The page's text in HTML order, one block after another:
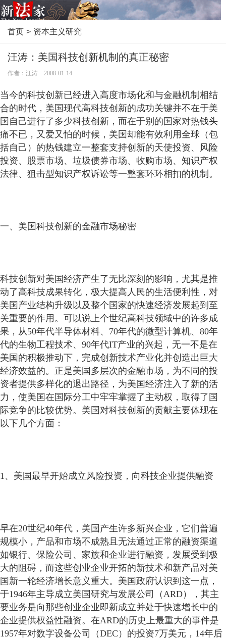
首页 > 资本主义研究
汪涛：美国科技创新机制的真正秘密
作者：汪涛 2008-01-14
当今的科技创新已经进入高度市场化和与金融机制相结
合的时代，美国现代高科技创新的成功关键并不在于美
国自己进行了多少科技创新，而在于别的国家对热钱头
痛不已，又爱又怕的时候，美国却能有效利用全球（包
括自己）的热钱建立一整套支持创新的天使投资、风险
投资、股票市场、垃圾债券市场、收购市场、知识产权
法律、狙击型知识产权诉讼等一整套环环相扣的机制。
一、美国科技创新的金融市场秘密
科技创新对美国经济产生了无比深刻的影响，尤其是推
动了高科技成果转化，极大提高人民的生活便利性，对
美国产业结构升级以及整个国家的快速经济发展起到至
关重要的作用。可以说上个世纪高科技领域中的许多成
果，从50年代半导体材料、70年代的微型计算机、80年
代的生物工程技术、90年代IT产业的兴起，无一不是在
美国的积极推动下，完成创新技术产业化并创造出巨大
经济效益的。正是美国多层次的金融市场，为不同的投
资者提供多样化的退出路径，为美国经济注入了新的活
力，使美国在国际分工中牢牢掌握了主动权，取得了国
际竞争的比较优势。美国对科技创新的贡献主要体现在
以下几个方面：
1、美国最早开始成立风险投资，向科技企业提供融资
早在20世纪40年代，美国产生许多新兴企业，它们普遍
规模小，产品和市场不成熟且无法通过正常的融资渠道
如银行、保险公司、家族和企业进行融资，发展受到极
大的阻碍，而这些创业企业开拓的新技术和新产品对美
国新一轮经济增长意义重大。美国政府认识到这一点，
于1946年主导成立美国研究与发展公司（ARD），其主
要业务是向那些创业企业即新成立并处于快速增长中的
企业提供权益性融资。在ARD的历史上最重大的事件是
1957年对数字设备公司（DEC）的投资7万美元，14年后